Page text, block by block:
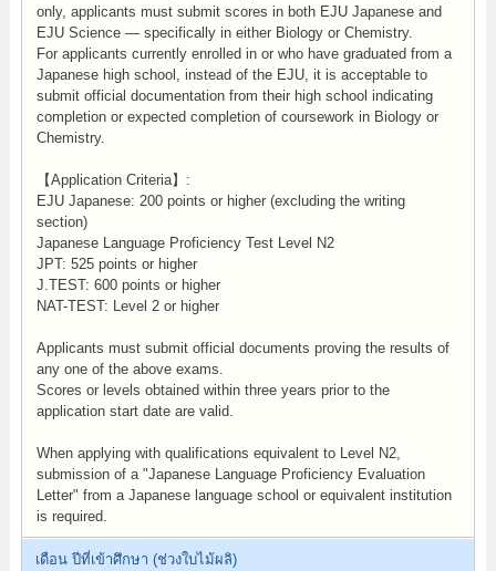
only, applicants must submit scores in both EJU Japanese and
EJU Science — specifically in either Biology or Chemistry.
For applicants currently enrolled in or who have graduated from a
Japanese high school, instead of the EJU, it is acceptable to
submit official documentation from their high school indicating
completion or expected completion of coursework in Biology or
Chemistry.
【Application Criteria】:
EJU Japanese: 200 points or higher (excluding the writing
section)
Japanese Language Proficiency Test Level N2
JPT: 525 points or higher
J.TEST: 600 points or higher
NAT-TEST: Level 2 or higher
Applicants must submit official documents proving the results of
any one of the above exams.
Scores or levels obtained within three years prior to the
application start date are valid.
When applying with qualifications equivalent to Level N2,
submission of a "Japanese Language Proficiency Evaluation
Letter" from a Japanese language school or equivalent institution
is required.
เดือน ปีที่เข้าศึกษา (ช่วงใบไม้ผลิ)